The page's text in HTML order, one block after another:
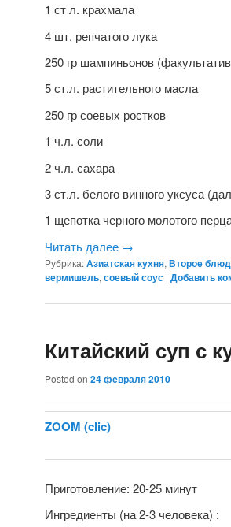
1 ст л. крахмала
4 шт. репчатого лука
250 гр шампиньонов
5 ст.л. растительного масла
250 гр соевых ростков
1 ч.л. соли
2 ч.л. сахара
3 ст.л. белого винного уксуса
1 щепотка черного молотого
Читать далее →
Рубрика:Азиатская кухня, Второе
вермишель, соевый соус | Добавить
Китайский суп с
Posted on 24 февраля 2010
ZOOM (clic)
Приготовление: 20-25 минут
Ингредиенты (на 2-3 человека) :